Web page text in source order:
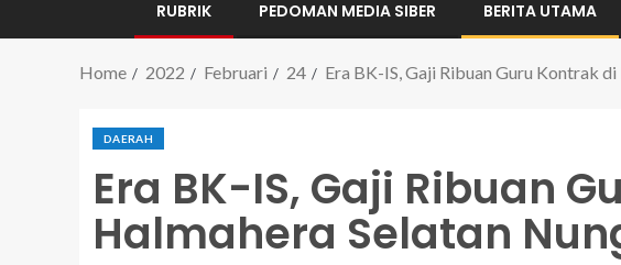
RUBRIK PEDOMAN MEDIA SIBER BERITA UTAMA
Home 2022 Februari 24 Era BK-IS, Gaji Ribuan Guru Kontrak
DAERAH
Era BK-IS, Gaji Ribuan
Halmahera Selatan